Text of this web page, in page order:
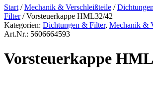
Start /Mechanik & Verschleißteile /
Filter/ Vorsteuerkappe HML32/42
Kategorien: Dichtungen & Filter, Mechanik &
Art.Nr.: 5606664593
Vorsteuerkappe